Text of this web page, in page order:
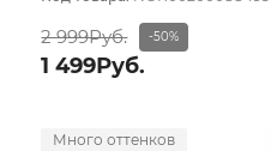
2 999Руб. -50%
1 499Руб.
Много оттенков